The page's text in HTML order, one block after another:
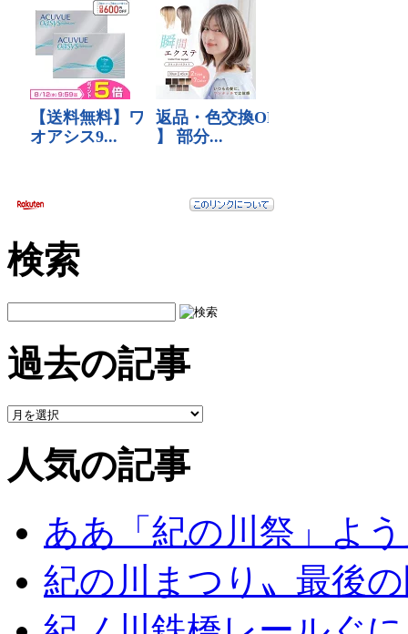
検索
過去の記事
人気の記事
ああ「紀の川祭」よ
紀の川まつり〟最後